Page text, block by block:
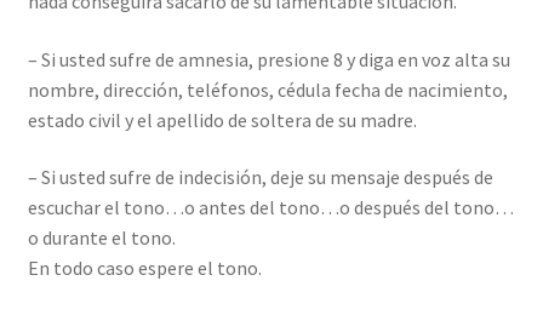
– Si usted sufre de amnesia, presione 8 y diga en voz alta su
nombre, dirección, teléfonos, cédula fecha de nacimiento,
estado civil y el apellido de soltera de su madre.
– Si usted sufre de indecisión, deje su mensaje después de
escuchar el tono…o antes del tono…o después del tono…
o durante el tono.
En todo caso espere el tono.